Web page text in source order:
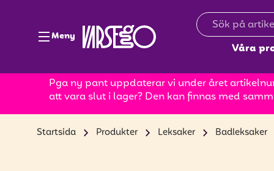
Meny
Våra
Pga ny pant uppdaterar vi under året
att vara slut i lager? Den kan finnas med
Startsida Produkter Leksaker Badleksaker